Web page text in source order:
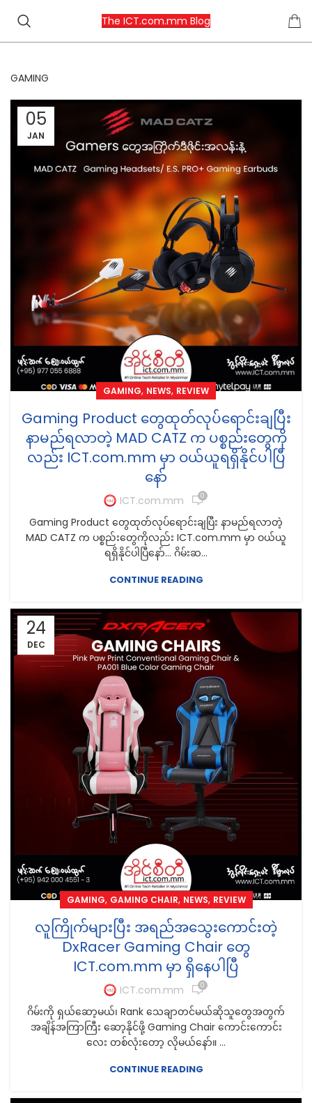
The ICT.com.mm Blog
GAMING
05
JAN
GAMING, NEWS, REVIEW
Gaming Product တွေထုတ်လုပ်ရောင်းချပြီး
နာမည်ရလာတဲ့ MAD CATZ က ပစ္စည်းတွေကို
လည်း ICT.com.mm မှာ ဝယ်ယူရရှိနိုင်ပါပြီ
နော်
ICT.com.mm 0
Gaming Product တွေထုတ်လုပ်ရောင်းချပြီး နာမည်ရလာတဲ့
MAD CATZ က ပစ္စည်းတွေကိုလည်း ICT.com.mm မှာ ဝယ်ယူ
ရရှိနိုင်ပါပြီနော်... ဂိမ်းဆ...
CONTINUE READING
24
DEC
GAMING, GAMING CHAIR, NEWS, REVIEW
လူကြိုက်များပြီး အရည်အသွေးကောင်းတဲ့
DxRacer Gaming Chair တွေ
ICT.com.mm မှာ ရှိနေပါပြီ
ICT.com.mm 0
ဂိမ်းကို ရှယ်ဆော့မယ်၊ Rank သေချာတင်မယ်ဆိုသူတွေအတွက်
အချိန်အကြာကြီး ဆော့နိုင်ဖို့ Gaming Chair ကောင်းကောင်း
လေး တစ်လုံးတော့ လိုမယ်နော်။ ...
CONTINUE READING